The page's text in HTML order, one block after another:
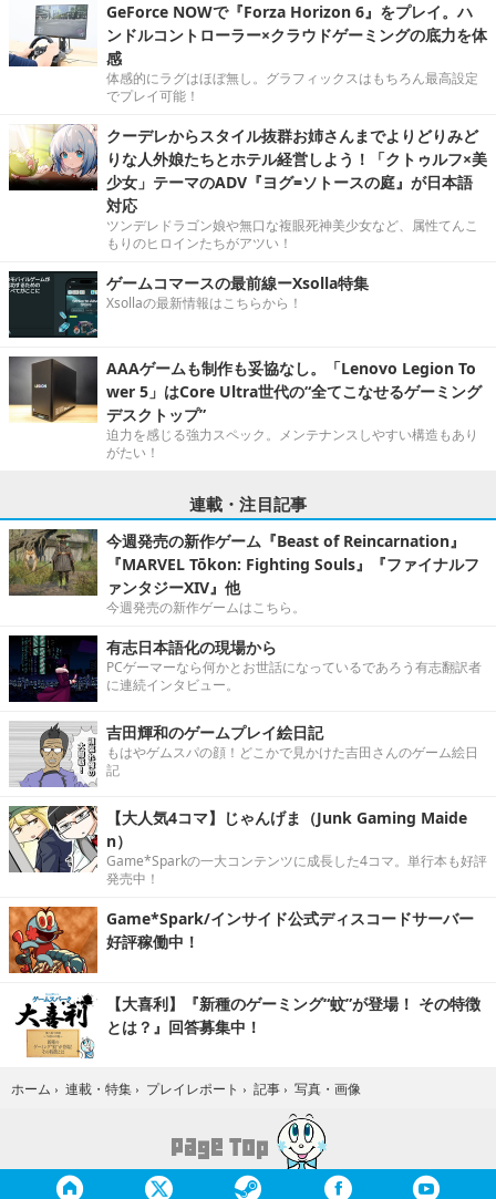
GeForce NOWで『Forza Horizon 6』をプレイ。ハ
ンドルコントローラー×クラウドゲーミングの底力を体
感
体感的にラグはほぼ無し。グラフィックスはもちろん最高設定
でプレイ可能！
クーデレからスタイル抜群お姉さんまでよりどりみど
りな人外娘たちとホテル経営しよう！「クトゥルフ×美
少女」テーマのADV『ヨグ=ソトースの庭』が日本語
対応
ツンデレドラゴン娘や無口な複眼死神美少女など、属性てんこ
もりのヒロインたちがアツい！
ゲームコマースの最前線ーXsolla特集
Xsollaの最新情報はこちらから！
AAAゲームも制作も妥協なし。「Lenovo Legion To
wer 5」はCore Ultra世代の“全てこなせるゲーミング
デスクトップ”
迫力を感じる強力スペック。メンテナンスしやすい構造もあり
がたい！
連載・注目記事
今週発売の新作ゲーム『Beast of Reincarnation』
『MARVEL Tōkon: Fighting Souls』『ファイナルフ
ァンタジーXIV』他
今週発売の新作ゲームはこちら。
有志日本語化の現場から
PCゲーマーなら何かとお世話になっているであろう有志翻訳者
に連続インタビュー。
吉田輝和のゲームプレイ絵日記
もはやゲムスパの顔！どこかで見かけた吉田さんのゲーム絵日
記
【大人気4コマ】じゃんげま（Junk Gaming Maide
n）
Game*Sparkの一大コンテンツに成長した4コマ。単行本も好評
発売中！
Game*Spark/インサイド公式ディスコードサーバー
好評稼働中！
【大喜利】『新種のゲーミング“蚊”が登場！ その特徴
とは？』回答募集中！
ホーム › 連載・特集 › プレイレポート › 記事 › 写真・画像